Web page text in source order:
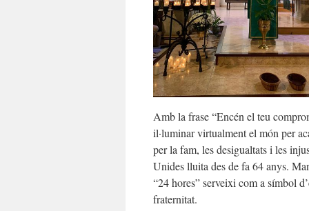
Amb la frase “Encén el teu
il·luminar virtualment el món per
per la fam, les desigualtats i les
Unides lluita des de fa 64 anys.
“24 hores” serveixi com a símbol
fraternitat.